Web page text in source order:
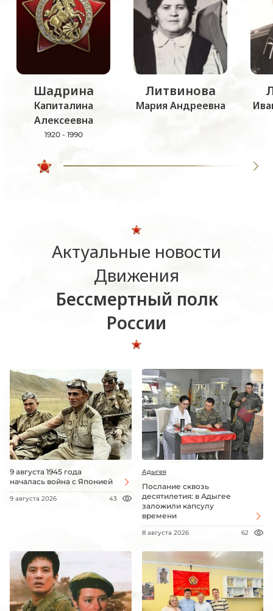
Шадрина
Капиталина
Алексеевна
1920 - 1990
Литвинова
Мария Андреевна
Актуальные новости
Движения
Бессмертный полк
России
9 августа 1945 года
началась война с Японией
9 августа 2026 43
Адыгея
Послание сквозь
десятилетия: в Адыгее
заложили капсулу
времени
8 августа 2026 62